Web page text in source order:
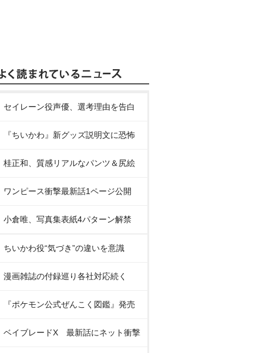
セイレーン役声優、選考理由を告白
『ちいかわ』新グッズ説明文に恐怖
桂正和、質感リアルなパンツ＆尻絵
ワンピース衝撃最新話1ページ公開
小倉唯、写真集表紙4パターン解禁
ちいかわ役“気づき”の違いを意識
漫画雑誌の付録巡り各社対応続く
『ポケモン公式ぜんこく図鑑』発売
ベイブレードX 最新話にネット衝撃